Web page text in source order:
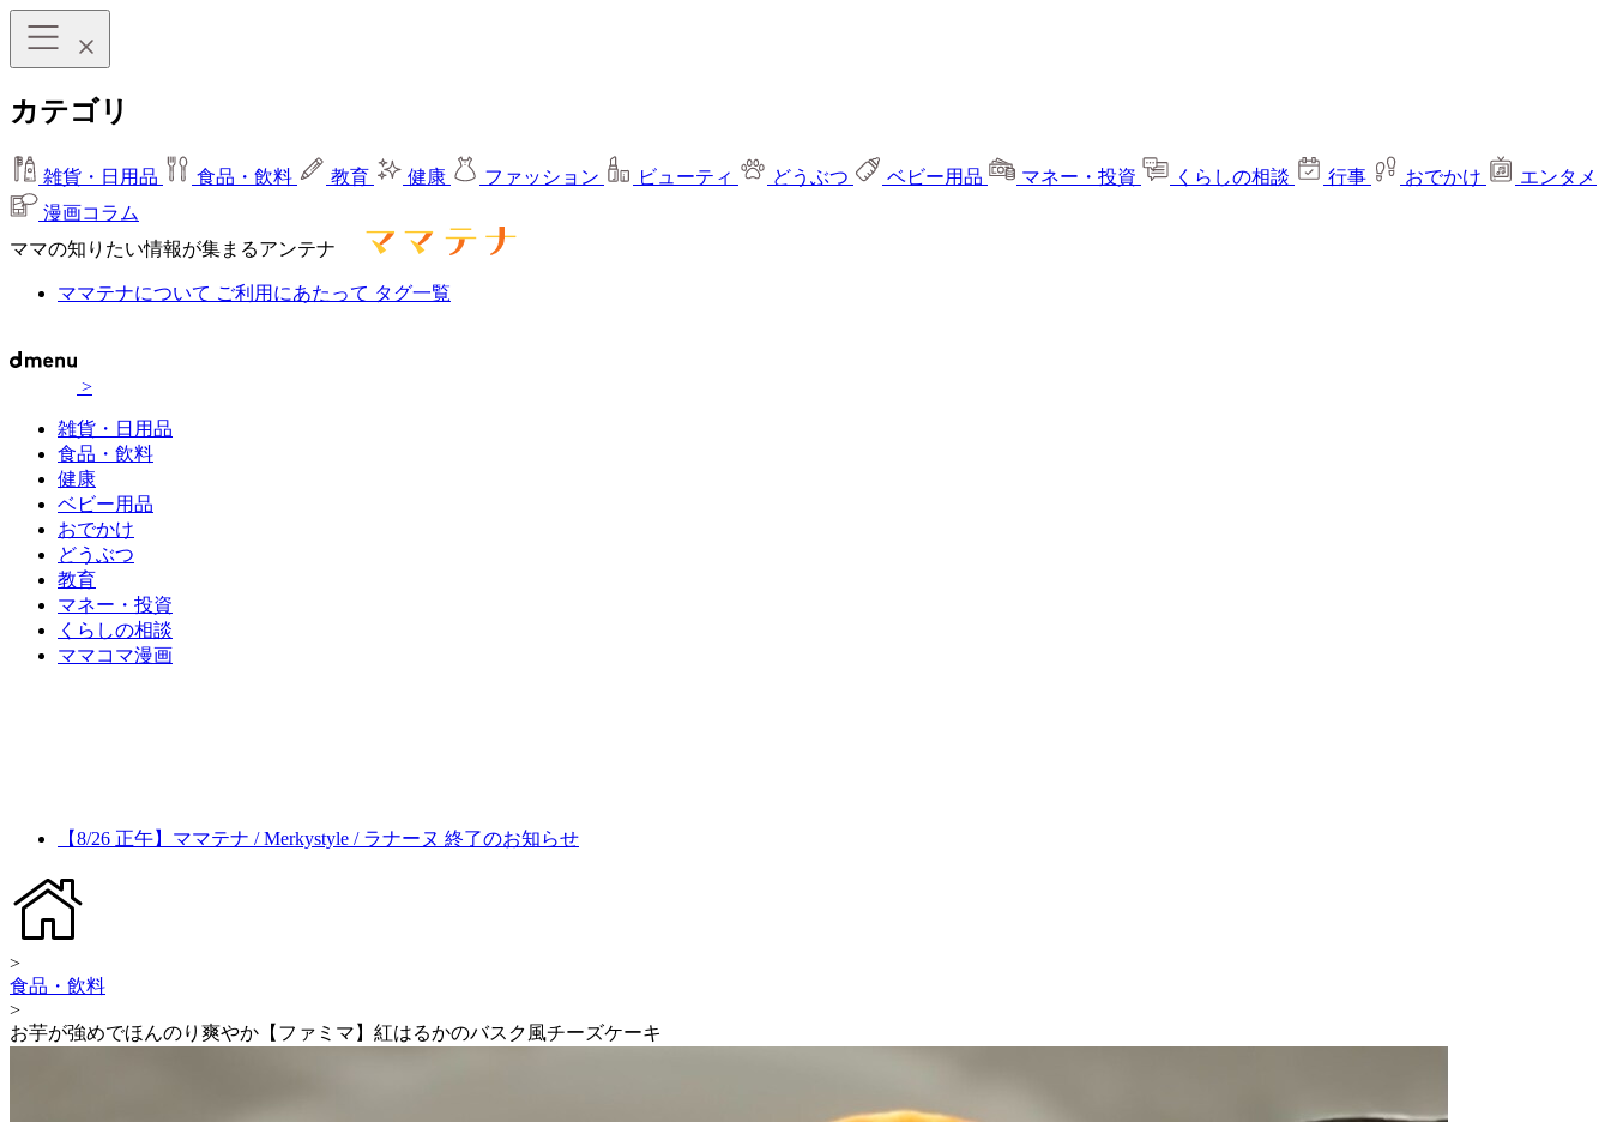
カテゴリ
雑貨・日用品 食品・飲料 教育 健康 ファッション ビューティ どうぶつ ベビー用品 マネー・投資 くらしの相談 行事 おでかけ
エンタメ
漫画コラム
ママの知りたい情報が集まるアンテナ
ママテナについて ご利用にあたって タグ一覧
>
雑貨・日用品
食品・飲料
健康
ベビー用品
おでかけ
どうぶつ
教育
マネー・投資
くらしの相談
ママコマ漫画
【8/26 正午】ママテナ / Merkystyle / ラナーヌ 終了のお知らせ
>
食品・飲料
>
お芋が強めでほんのり爽やか【ファミマ】紅はるかのバスク風チーズケーキ